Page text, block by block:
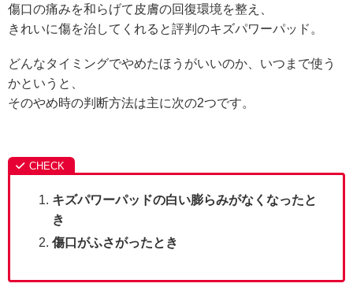
傷口の痛みを和らげて皮膚の回復環境を整え、
きれいに傷を治してくれると評判のキズパワーパッド。
どんなタイミングでやめたほうがいいのか、いつまで使う
かというと、
そのやめ時の判断方法は主に次の2つです。
キズパワーパッドの白い膨らみがなくなったと
き
傷口がふさがったとき